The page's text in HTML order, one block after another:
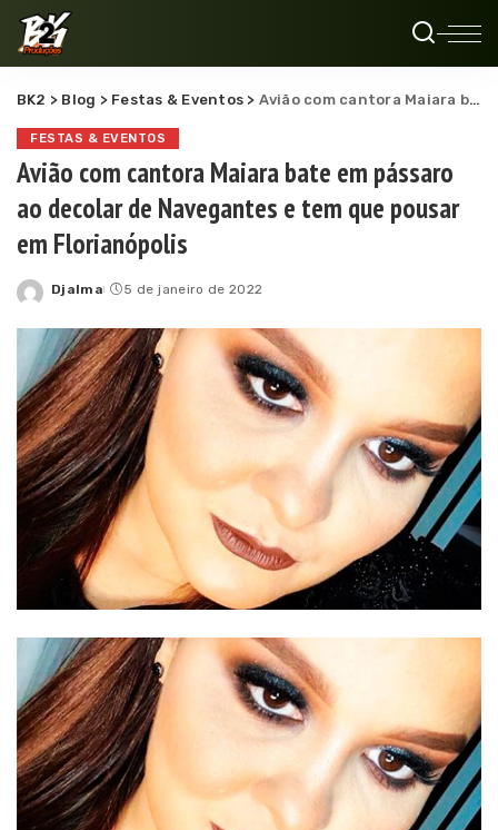
BK2 > Blog > Festas & Eventos > Avião com cantora Maiara bate em pássaro ao decolar de Navegantes e tem que pousar em Florianópolis
FESTAS & EVENTOS
Avião com cantora Maiara bate em pássaro
ao decolar de Navegantes e tem que pousar
em Florianópolis
Posted
Djalma 5 de janeiro de 2022